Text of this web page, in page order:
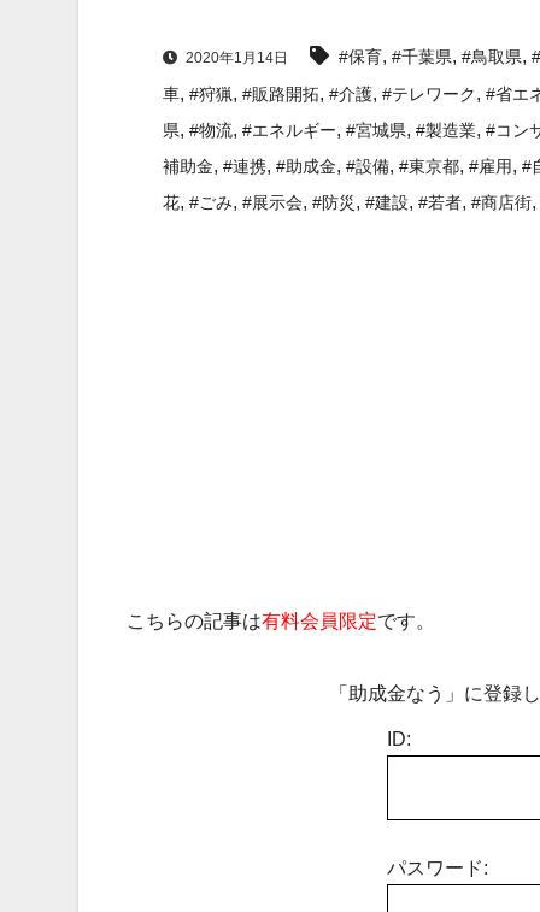
2020年1月14日 #保育, #千葉県, #鳥取県,
車, #狩猟, #販路開拓, #介護, #テレワーク, #省エ
県, #物流, #エネルギー, #宮城県, #製造業, #コン
補助金, #連携, #助成金, #設備, #東京都, #雇用, #
花, #ごみ, #展示会, #防災, #建設, #若者, #商店街,
こちらの記事は有料会員限定です。
「助成金なう」に登録
ID:
パスワード: